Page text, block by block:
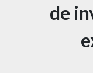
de